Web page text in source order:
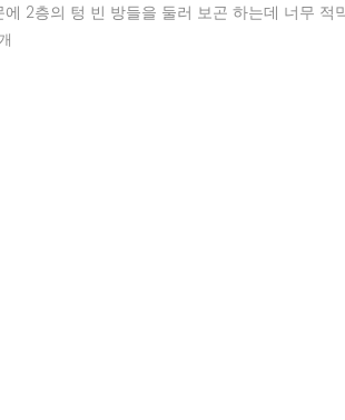
2층의 텅 빈 방들을 둘러 보곤 하는데 너무 적